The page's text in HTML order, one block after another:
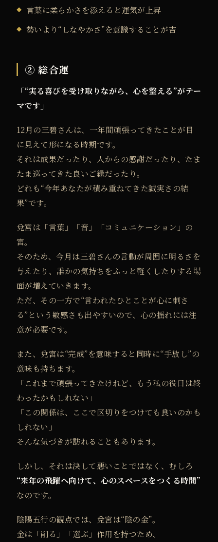
言葉に柔らかさを添えると運気が上昇
勢いより“しなやかさ”を意識することが吉
② 総合運
「“実る喜びを受け取りながら、心を整える”がテー
マです」
12月の三碧さんは、一年間頑張ってきたことが目
に見えて形になる時期です。
それは成果だったり、人からの感謝だったり、たま
たま巡ってきた良いご縁だったり。
どれも“今年あなたが積み重ねてきた誠実さの結
果”です。
兌宮は「言葉」「音」「コミュニケーション」の
宮。
そのため、今月は三碧さんの言動が周囲に明るさを
与えたり、誰かの気持ちをふっと軽くしたりする場
面が増えていきます。
ただ、その一方で“言われたひとことが心に刺さ
る”という敏感さも出やすいので、心の揺れには注
意が必要です。
また、兌宮は“完成”を意味すると同時に“手放し”の
意味も持ちます。
「これまで頑張ってきたけれど、もう私の役目は終
わったかもしれない」
「この関係は、ここで区切りをつけても良いのかも
しれない」
そんな気づきが訪れることもあります。
しかし、それは決して悪いことではなく、むしろ
“来年の飛躍へ向けて、心のスペースをつくる時間”
なのです。
陰陽五行の観点では、兌宮は“陰の金”。
金は「削る」「選ぶ」作用を持つため、